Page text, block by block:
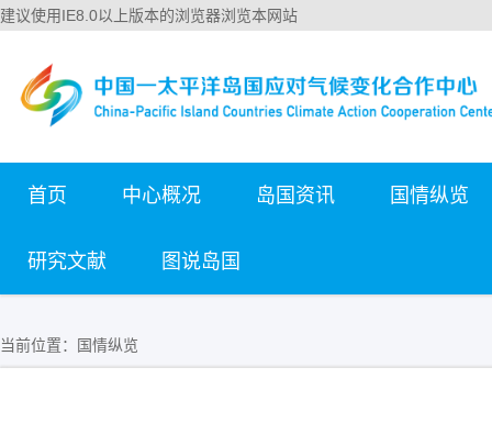
建议使用IE8.0以上版本的浏览器浏览本网站
首页 中心概况 岛国资讯 国情纵览
研究文献 图说岛国
当前位置： 国情纵览